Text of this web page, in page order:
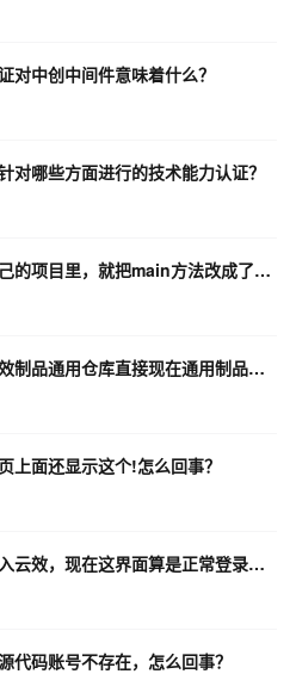
对中创中间件意味着什么？
对哪些方面进行的技术能力认证？
阿里云openapi客户集成到自己的项目里，就把main方法改成了方法名，依赖里面没这个类?
不登录的情况下，有办法从云效制品通用仓库直接现在通用制品文件吗？
上面还显示这个!怎么回事？
我手机上面钉钉里面邀请人进入云效，现在这界面算是正常登录了吗
代码账号不存在，怎么回事？